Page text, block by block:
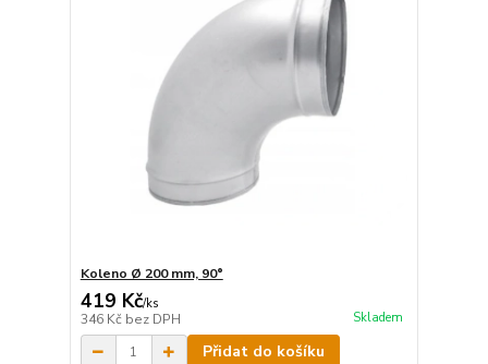
Koleno Ø 200 mm, 90°
419 Kč/ks
346 Kč bez DPH Skladem
Přidat do košíku